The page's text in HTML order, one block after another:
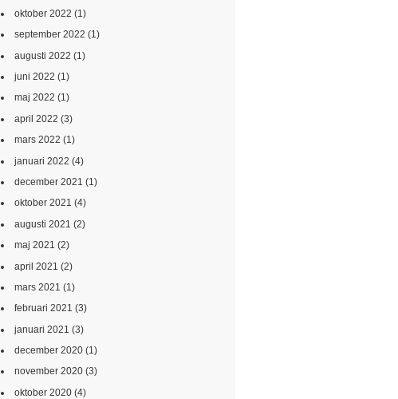
oktober 2022 (1)
september 2022 (1)
augusti 2022 (1)
juni 2022 (1)
maj 2022 (1)
april 2022 (3)
mars 2022 (1)
januari 2022 (4)
december 2021 (1)
oktober 2021 (4)
augusti 2021 (2)
maj 2021 (2)
april 2021 (2)
mars 2021 (1)
februari 2021 (3)
januari 2021 (3)
december 2020(1)
november 2020(3)
oktober 2020(4)